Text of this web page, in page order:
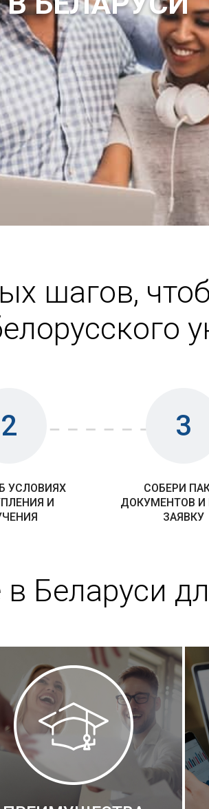
шагов,
2
УСЛОВИЯХ
И
3
СОБЕРИ
ДОКУМЕНТОВ И
ЗАЯВКУ
Беларуси